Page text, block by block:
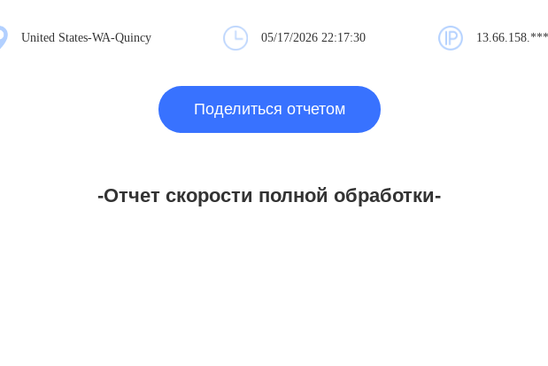
United States-WA-Quincy 05/17/2026 22:17:30 13.66.158.***
Поделиться отчетом
-Отчет скорости полной обработки-